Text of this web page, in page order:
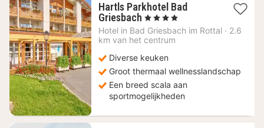
Hartls Parkhotel Bad
Griesbach 1
nacht
vanaf
€
, 4 Sterren
Hotel in Bad Griesbach im Rottal · 2.6
km van het centrum
Diverse keuken
Groot thermaal wellnesslandschap
Een breed scala aan
sportmogelijkheden